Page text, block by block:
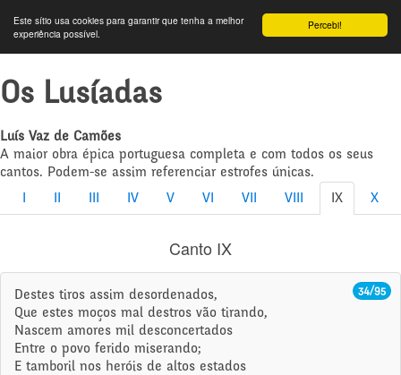
Percebi!
Este sítio usa cookies para garantir que tenha a melhor
experiência possível.
Os Lusíadas
Luís Vaz de Camões
A maior obra épica portuguesa completa e com todos os seus
cantos. Podem-se assim referenciar estrofes únicas.
IV V VI VII VIII IX X
Canto IX
34/95
Destes tiros assim desordenados,
Que estes moços mal destros vão tirando,
Nascem amores mil desconcertados
Entre o povo ferido miserando;
E tamboril nos heróis de altos estados